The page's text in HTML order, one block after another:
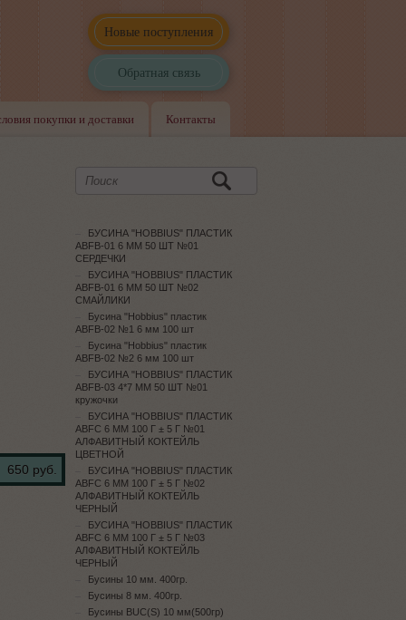
Новые поступления
Обратная связь
покупки и доставки Контакты
650 руб.
БУСИНА "HOBBIUS" ПЛАСТИК
ABFB-01 6 ММ 50 ШТ №01
СЕРДЕЧКИ
БУСИНА "HOBBIUS" ПЛАСТИК
ABFB-01 6 ММ 50 ШТ №02
СМАЙЛИКИ
Бусина "Hobbius" пластик
ABFB-02 №1 6 мм 100 шт
Бусина "Hobbius" пластик
ABFB-02 №2 6 мм 100 шт
БУСИНА "HOBBIUS" ПЛАСТИК
ABFB-03 4*7 ММ 50 ШТ №01
кружочки
БУСИНА "HOBBIUS" ПЛАСТИК
ABFC 6 ММ 100 Г ± 5 Г №01
АЛФАВИТНЫЙ КОКТЕЙЛЬ
ЦВЕТНОЙ
БУСИНА "HOBBIUS" ПЛАСТИК
ABFC 6 ММ 100 Г ± 5 Г №02
АЛФАВИТНЫЙ КОКТЕЙЛЬ
ЧЕРНЫЙ
БУСИНА "HOBBIUS" ПЛАСТИК
ABFC 6 ММ 100 Г ± 5 Г №03
АЛФАВИТНЫЙ КОКТЕЙЛЬ
ЧЕРНЫЙ
Бусины 10 мм. 400гр.
Бусины 8 мм. 400гр.
Бусины BUC(S) 10 мм(500гр)